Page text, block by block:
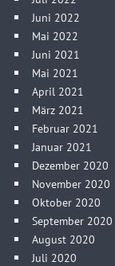
Juni 2022
Mai 2022
Juni 2021
Mai 2021
April 2021
März 2021
Februar 2021
Januar 2021
Dezember 2020
November 2020
Oktober 2020
September 2020
August 2020
Juli 2020